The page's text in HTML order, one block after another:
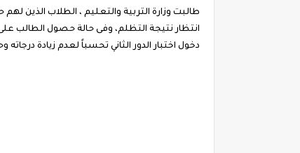
طالبت وزارة التربية والتعليم ، الطلاب الذين لهم
انتظار نتيجة التظلم، وفى حالة حصول الطالب
دخول اختبار الدور الثاني تحسباً لعدم زيادة درجاته